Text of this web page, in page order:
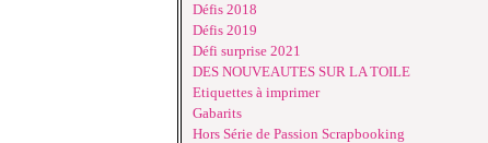
Défis 2018
Défis 2019
Défi surprise 2021
DES NOUVEAUTES SUR LA TOILE
Etiquettes à imprimer
Gabarits
Hors Série de Passion Scrapbooking